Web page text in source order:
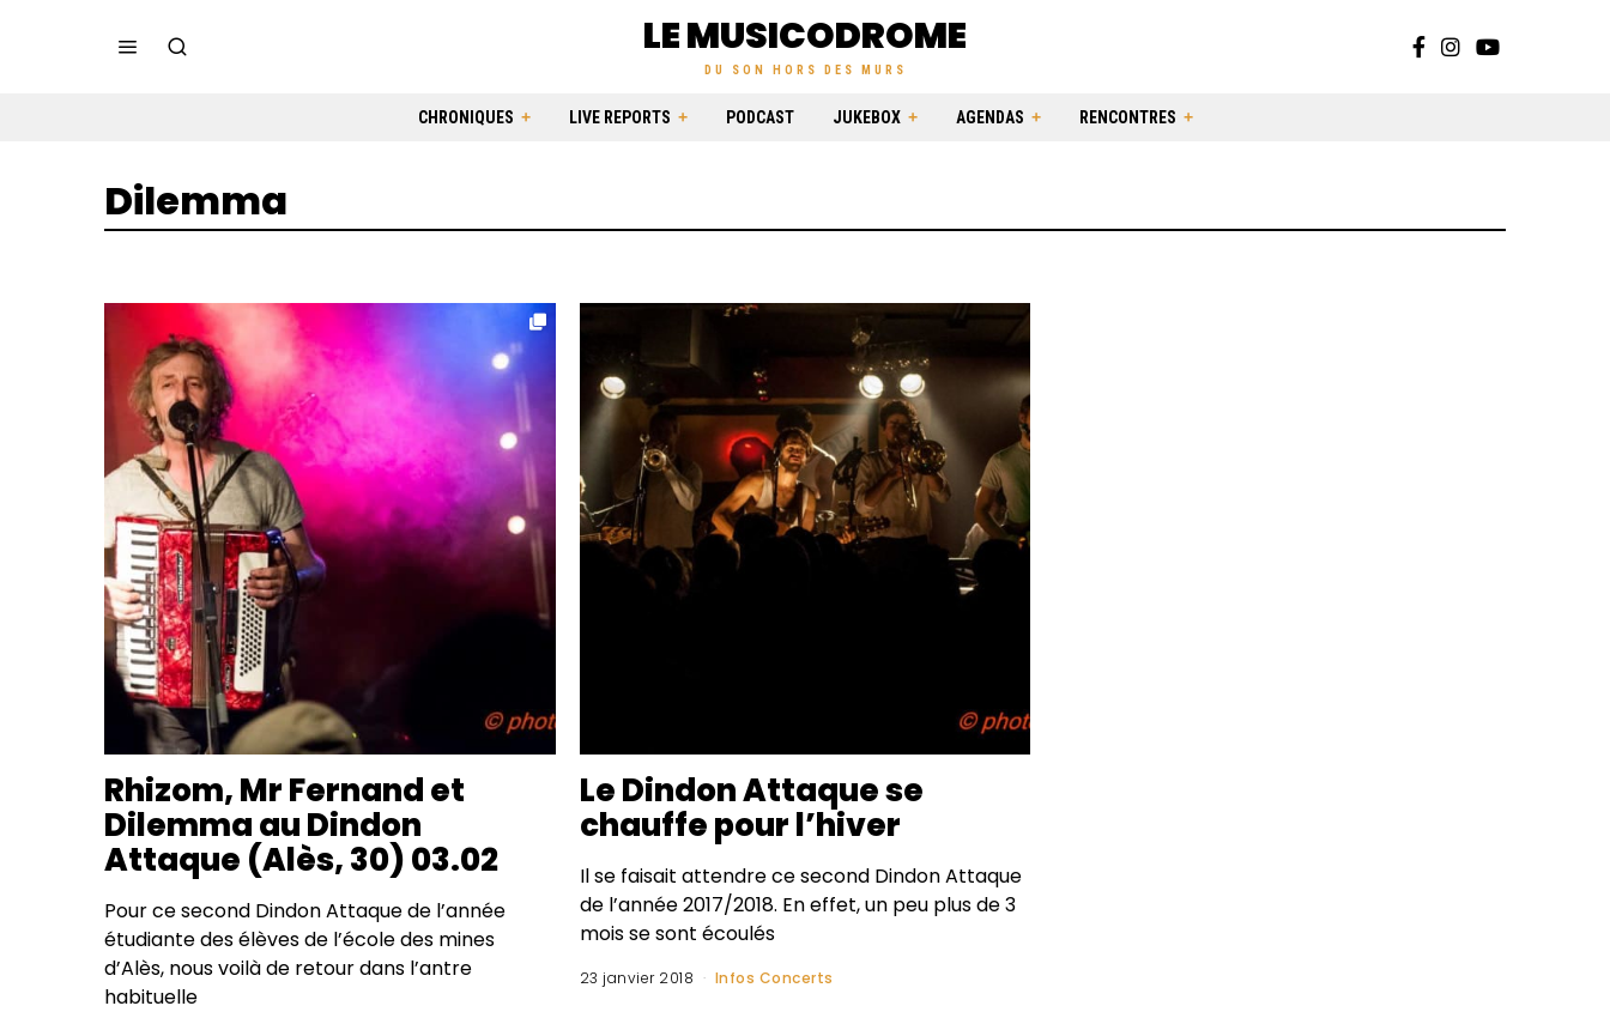
LE MUSICODROME
DU SON HORS DES MURS
CHRONIQUES LIVE REPORTS PODCAST JUKEBOX AGENDAS RENCONTRES
Dilemma
Rhizom, Mr Fernand et
Dilemma au Dindon
Attaque (Alès, 30) 03.02
Pour ce second Dindon Attaque de l’année
étudiante des élèves de l’école des mines
d’Alès, nous voilà de retour dans l’antre
habituelle
Le Dindon Attaque se
chauffe pour l’hiver
Il se faisait attendre ce second Dindon Attaque
de l’année 2017/2018. En effet, un peu plus de 3
mois se sont écoulés
23 janvier 2018 Infos Concerts